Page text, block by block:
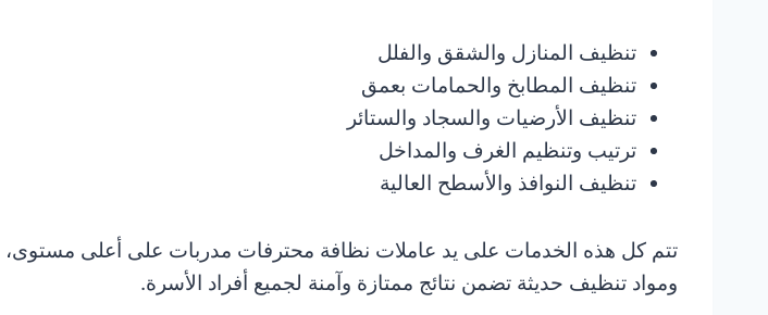
تنظيف المنازل والشقق والفلل
تنظيف المطابخ والحمامات بعمق
تنظيف الأرضيات والسجاد والستائر
ترتيب وتنظيم الغرف والمداخل
تنظيف النوافذ والأسطح العالية
تتم كل هذه الخدمات على يد عاملات نظافة محترفات مدربات على أعلى
ومواد تنظيف حديثة تضمن نتائج ممتازة وآمنة لجميع أفراد الأسرة.